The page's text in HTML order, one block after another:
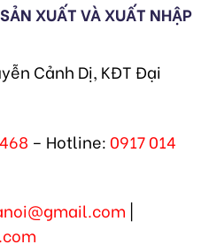
SẢN XUẤT VÀ XUẤT NHẬP
Cảnh Dị, KĐT Đại
– Hotline: 0917 014